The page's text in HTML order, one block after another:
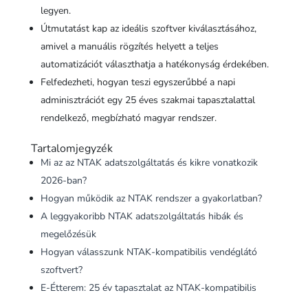
legyen.
Útmutatást kap az ideális szoftver kiválasztásához,
amivel a manuális rögzítés helyett a teljes
automatizációt választhatja a hatékonyság érdekében.
Felfedezheti, hogyan teszi egyszerűbbé a napi
adminisztrációt egy 25 éves szakmai tapasztalattal
rendelkező, megbízható magyar rendszer.
Tartalomjegyzék
Mi az az NTAK adatszolgáltatás és kikre vonatkozik
2026-ban?
Hogyan működik az NTAK rendszer a gyakorlatban?
A leggyakoribb NTAK adatszolgáltatás hibák és
megelőzésük
Hogyan válasszunk NTAK-kompatibilis vendéglátó
szoftvert?
E-Étterem: 25 év tapasztalat az NTAK-kompatibilis